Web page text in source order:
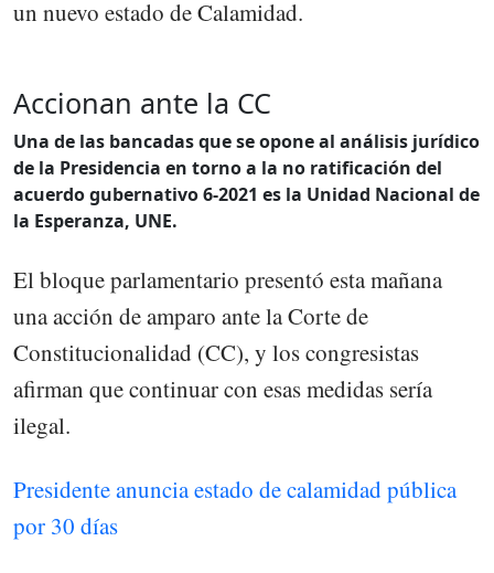
un nuevo estado de Calamidad.
Accionan ante la CC
Una de las bancadas que se opone al análisis jurídico
de la Presidencia en torno a la no ratificación del
acuerdo gubernativo 6-2021 es la Unidad Nacional de
la Esperanza, UNE.
El bloque parlamentario presentó esta mañana
una acción de amparo ante la Corte de
Constitucionalidad (CC), y los congresistas
afirman que continuar con esas medidas sería
ilegal.
Presidente anuncia estado de calamidad pública
por 30 días